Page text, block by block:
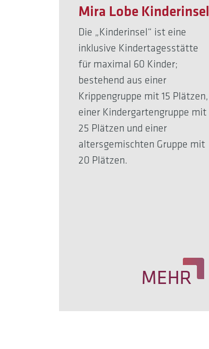
Mira Lobe Kinderinsel
Die „Kinderinsel“ ist eine
inklusive Kindertagesstätte
für maximal 60 Kinder;
bestehend aus einer
Krippengruppe mit 15 Plätzen,
einer Kindergartengruppe mit
25 Plätzen und einer
altersgemischten Gruppe mit
20 Plätzen.
MEHR